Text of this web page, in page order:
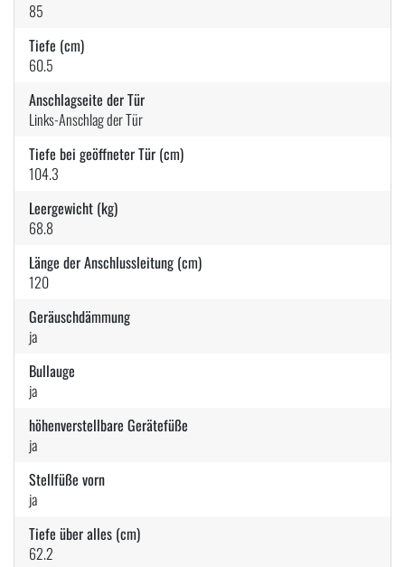
85
Tiefe (cm)
60.5
Anschlagseite der Tür
Links-Anschlag der Tür
Tiefe bei geöffneter Tür (cm)
104.3
Leergewicht (kg)
68.8
Länge der Anschlussleitung (cm)
120
Geräuschdämmung
ja
Bullauge
ja
höhenverstellbare Gerätefüße
ja
Stellfüße vorn
ja
Tiefe über alles (cm)
62.2